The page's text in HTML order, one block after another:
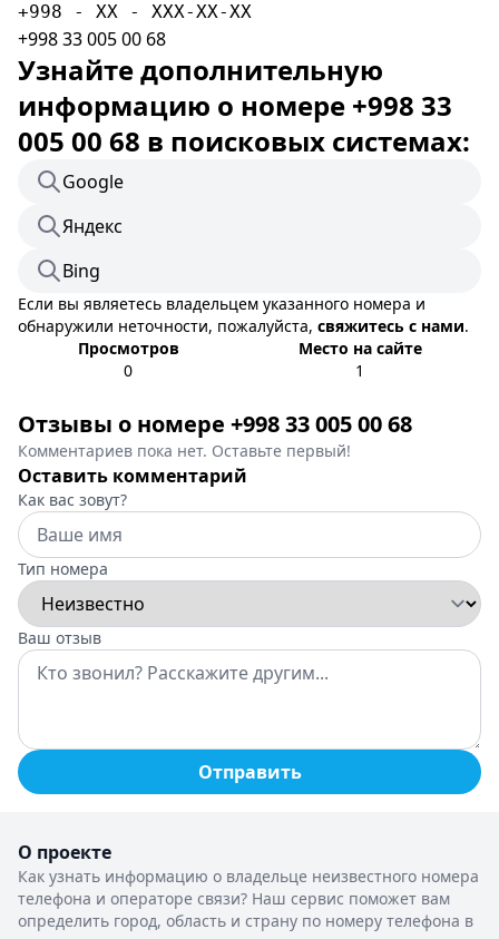
+998 - XX - XXX-XX-XX
+998 33 005 00 68
Узнайте дополнительную
информацию о номере +998 33
005 00 68 в поисковых системах:
Google
Яндекс
Bing
Если вы являетесь владельцем указанного номера и
обнаружили неточности, пожалуйста, свяжитесь с нами.
Просмотров
0
Место на сайте
1
Отзывы о номере +998 33 005 00 68
Комментариев пока нет. Оставьте первый!
Оставить комментарий
Как вас зовут?
Тип номера
Ваш отзыв
Отправить
О проекте
Как узнать информацию о владельце неизвестного номера
телефона и операторе связи? Наш сервис поможет вам
определить город, область и страну по номеру телефона в